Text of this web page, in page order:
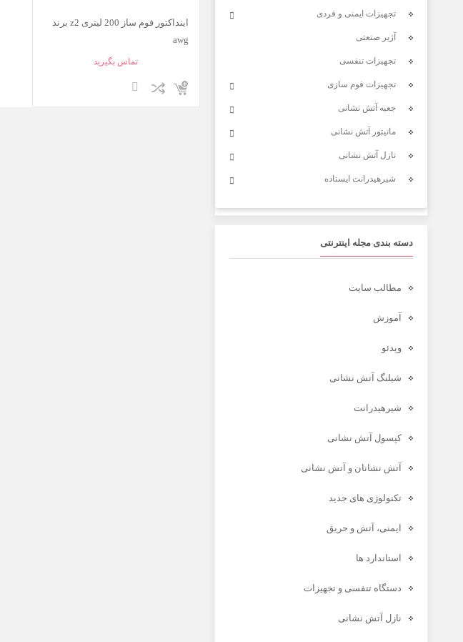
تجهیزات ایمنی و فردی
آژیر صنعتی
تجهیزات تنفسی
تجهیزات فوم سازی
جعبه آتش نشانی
مانیتور آتش نشانی
نازل آتش نشانی
شیرهیدرانت ایستاده
دسته بندی مجله اینترنتی
مطالب سایت
آموزش
ویدئو
شیلنگ آتش نشانی
شیرهیدرانت
کپسول آتش نشانی
آتش نشانان و آتش نشانی
تکنولوژی های جدید
ایمنی، آتش و حریق
استاندارد ها
دستگاه تنفسی و تجهیزات
نازل آتش نشانی
اینداکتور فوم ساز 200 لیتری z2 برند
awg
تماس بگیرید